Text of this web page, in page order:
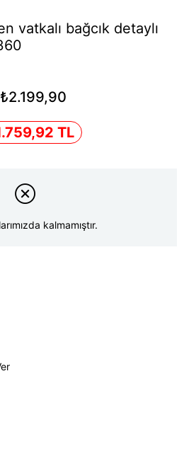
vatkalı bağcık detaylı
₺2.199,90
TL
kalmamıştır.